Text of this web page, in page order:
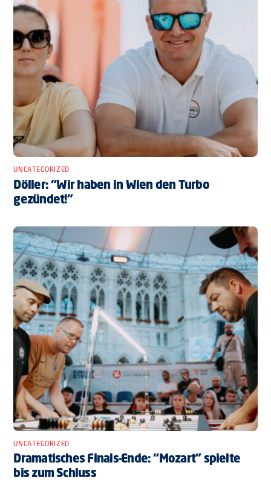
UNCATEGORIZED
Döller: “Wir haben in Wien den Turbo
gezündet!”
UNCATEGORIZED
Dramatisches Finals-Ende: “Mozart” spielte
bis zum Schluss